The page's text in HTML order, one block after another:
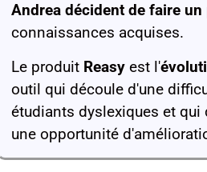
Andrea décident de faire un
connaissances acquises.
Le produit Reasyest l'
outil qui découle d'une
étudiants dyslexiques et
une opportunité